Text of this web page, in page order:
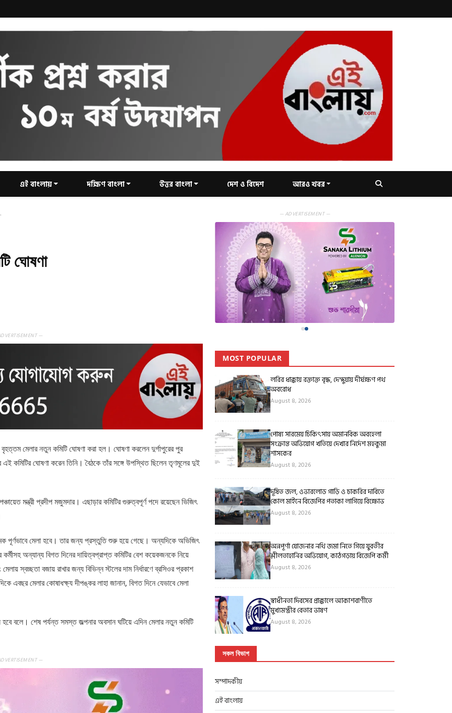
এই বাংলায় দক্ষিণ বাংলা উত্তর বাংলা দেশ ও বিদেশ আরও খবর
ঘোষণা
—
মেলার নতুন কমিটি ঘোষণা করা হল। ঘোষণা করলেন দুর্গাপুরের পুর
কমিটির ঘোষণা করেন তিনি। বৈঠকে তাঁর সঙ্গে উপস্থিত ছিলেন তৃণমূলের দুই
মন্ত্রী প্রদীপ মজুমদার। এছাড়ার কমিটির গুরুত্বপূর্ণ পদে রয়েছেন ভিজিৎ
পূর্ণভাবে মেলা হবে। তার জন্য প্রস্তুতি শুরু হয়ে গেছে। অন্যদিকে অভিজিৎ
অন্যান্য বিগত দিনের দায়িত্বপ্রাপ্ত কমিটির বেশ কয়েকজনকে নিয়ে
স্বচ্ছতা বজায় রাখার জন্য বিভিন্ন স্টলের দাম নির্ধারণে ব্রসিওর প্রকাশ
মেলার কোষাধক্ষ্য দীপঙ্কর লাহা জানান, বিগত দিনে যেভাবে মেলা
বলে। শেষ পর্যন্ত সমস্ত জল্পনার অবসান ঘটিয়ে এদিন মেলার নতুন কমিটি
—
— ADVERTISEMENT —
MOST POPULAR
লরির ধাক্কায় রক্তাক্ত বৃদ্ধ, দেন্দুয়ায় দীর্ঘক্ষণ পথ
অবরোধ
August 8, 2026
পোষ্য সারমেয় চিকিৎসায় অমানবিক অবহেলা
সংক্রান্ত অভিযোগ খতিয়ে দেখার নির্দেশ মহকুমা
শাসকের
August 8, 2026
দূষিত জল, ওভারলোড গাড়ি ও চাকরির দাবিতে
কোল মাইনে বিজেপির পতাকা লাগিয়ে বিক্ষোভ
August 8, 2026
অন্নপূর্ণা যোজনার নথি জমা নিতে গিয়ে যুবতীর
শ্লীলতাহানির অভিযোগ, কাঠগড়ায় বিজেপি কর্মী
August 8, 2026
স্বাধীনতা দিবসের প্রাক্কালে আকাশবাণীতে
মুখ্যমন্ত্রীর বেতার ভাষণ
August 8, 2026
সকল বিভাগ
সম্পাদকীয়
এই বাংলায়